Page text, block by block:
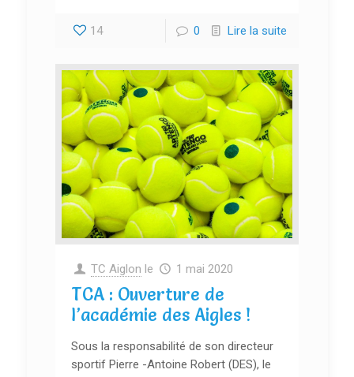
14 0 Lire la suite
TC Aiglon le 1 mai 2020
TCA : Ouverture de
l’académie des Aigles !
Sous la responsabilité de son directeur
sportif Pierre -Antoine Robert (DES), le